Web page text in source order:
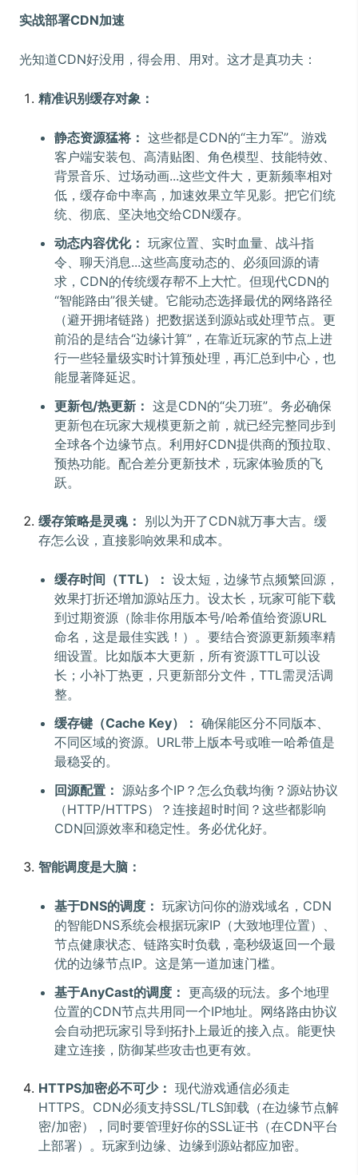
实战部署CDN加速
光知道CDN好没用，得会用、用对。这才是真功夫：
精准识别缓存对象：
静态资源猛将： 这些都是CDN的“主力军”。游戏
客户端安装包、高清贴图、角色模型、技能特效、
背景音乐、过场动画...这些文件大，更新频率相对
低，缓存命中率高，加速效果立竿见影。把它们统
统、彻底、坚决地交给CDN缓存。
动态内容优化： 玩家位置、实时血量、战斗指
令、聊天消息...这些高度动态的、必须回源的请
求，CDN的传统缓存帮不上大忙。但现代CDN的
“智能路由”很关键。它能动态选择最优的网络路径
（避开拥堵链路）把数据送到源站或处理节点。更
前沿的是结合“边缘计算”，在靠近玩家的节点上进
行一些轻量级实时计算预处理，再汇总到中心，也
能显著降延迟。
更新包/热更新： 这是CDN的“尖刀班”。务必确保
更新包在玩家大规模更新之前，就已经完整同步到
全球各个边缘节点。利用好CDN提供商的预拉取、
预热功能。配合差分更新技术，玩家体验质的飞
跃。
缓存策略是灵魂： 别以为开了CDN就万事大吉。缓
存怎么设，直接影响效果和成本。
缓存时间（TTL）： 设太短，边缘节点频繁回源，
效果打折还增加源站压力。设太长，玩家可能下载
到过期资源（除非你用版本号/哈希值给资源URL
命名，这是最佳实践！）。要结合资源更新频率精
细设置。比如版本大更新，所有资源TTL可以设
长；小补丁热更，只更新部分文件，TTL需灵活调
整。
缓存键（Cache Key）： 确保能区分不同版本、
不同区域的资源。URL带上版本号或唯一哈希值是
最稳妥的。
回源配置： 源站多个IP？怎么负载均衡？源站协议
（HTTP/HTTPS）？连接超时时间？这些都影响
CDN回源效率和稳定性。务必优化好。
智能调度是大脑：
基于DNS的调度： 玩家访问你的游戏域名，CDN
的智能DNS系统会根据玩家IP（大致地理位置）、
节点健康状态、链路实时负载，毫秒级返回一个最
优的边缘节点IP。这是第一道加速门槛。
基于AnyCast的调度： 更高级的玩法。多个地理
位置的CDN节点共用同一个IP地址。网络路由协议
会自动把玩家引导到拓扑上最近的接入点。能更快
建立连接，防御某些攻击也更有效。
HTTPS加密必不可少： 现代游戏通信必须走
HTTPS。CDN必须支持SSL/TLS卸载（在边缘节点解
密/加密），同时要管理好你的SSL证书（在CDN平台
上部署）。玩家到边缘、边缘到源站都应加密。